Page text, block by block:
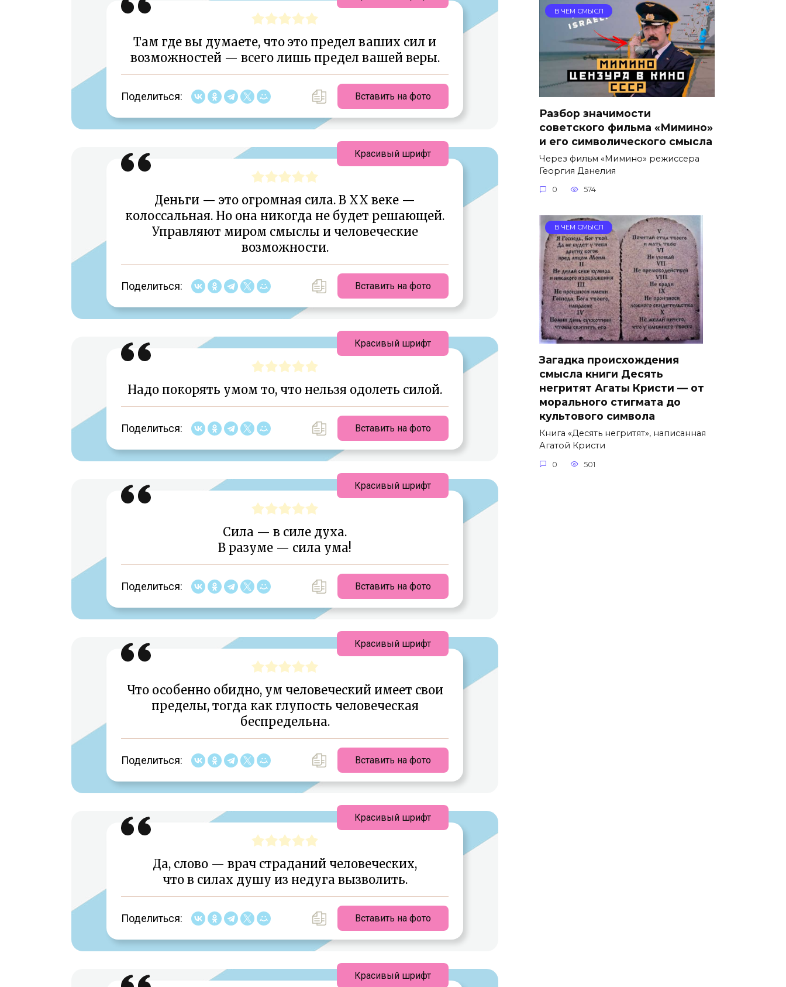
Там где вы думаете, что это предел ваших сил и
возможностей — всего лишь предел вашей веры.
Поделиться: Вставить на фото
Деньги — это огромная сила. В ХХ веке —
колоссальная. Но она никогда не будет решающей.
Управляют миром смыслы и человеческие
возможности.
Поделиться: Вставить на фото
Красивый шрифт
Надо покорять умом то, что нельзя одолеть силой.
Поделиться: Вставить на фото
Красивый шрифт
Сила — в силе духа.
В разуме — сила ума!
Поделиться: Вставить на фото
Красивый шрифт
Что особенно обидно, ум человеческий имеет свои
пределы, тогда как глупость человеческая
беспредельна.
Поделиться: Вставить на фото
Красивый шрифт
Да, слово — врач страданий человеческих,
что в силах душу из недуга вызволить.
Поделиться: Вставить на фото
Красивый шрифт
Красивый шрифт
В ЧЕМ СМЫСЛ
Разбор значимости
советского фильма «Мимино»
и его символического смысла
Через фильм «Мимино» режиссера
Георгия Данелия
0 574
В ЧЕМ СМЫСЛ
Загадка происхождения
смысла книги Десять
негритят Агаты Кристи — от
морального стигмата до
культового символа
Книга «Десять негритят», написанная
Агатой Кристи
0 501